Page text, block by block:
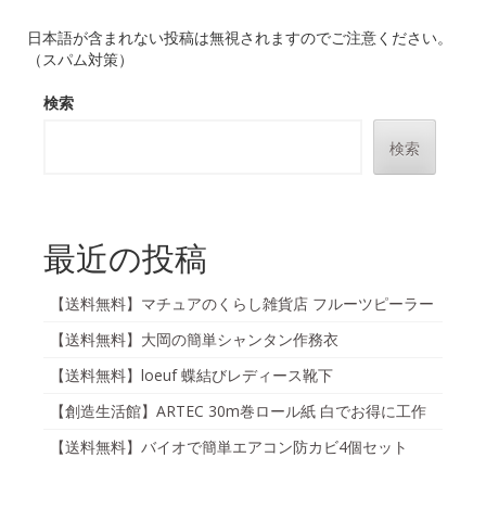
日本語が含まれない投稿は無視されますのでご注意ください。
（スパム対策）
検索
検索
最近の投稿
【送料無料】マチュアのくらし雑貨店 フルーツピーラー
【送料無料】大岡の簡単シャンタン作務衣
【送料無料】loeuf 蝶結びレディース靴下
【創造生活館】ARTEC 30m巻ロール紙 白でお得に工作
【送料無料】バイオで簡単エアコン防カビ4個セット